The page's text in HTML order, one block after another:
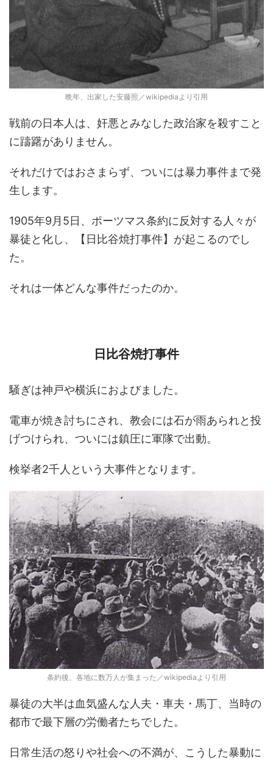
晩年、出家した安藤照／wikipediaより引用
戦前の日本人は、奸悪とみなした政治家を殺すこと
に躊躇がありません。
それだけではおさまらず、ついには暴力事件まで発
生します。
1905年9月5日、ポーツマス条約に反対する人々が
暴徒と化し、【日比谷焼打事件】が起こるのでし
た。
それは一体どんな事件だったのか。
日比谷焼打事件
騒ぎは神戸や横浜におよびました。
電車が焼き討ちにされ、教会には石が雨あられと投
げつけられ、ついには鎮圧に軍隊で出動。
検挙者2千人という大事件となります。
条約後、各地に数万人が集まった／wikipediaより引用
暴徒の大半は血気盛んな人夫・車夫・馬丁、当時の
都市で最下層の労働者たちでした。
日常生活の怒りや社会への不満が、こうした暴動に